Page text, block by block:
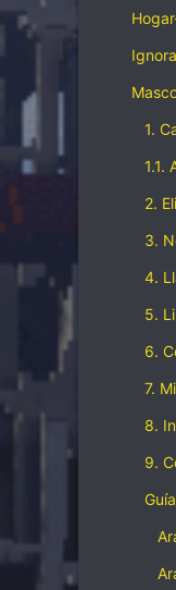
1.
1.1.
2.
3.
4.
5.
6.
7.
8.
9.